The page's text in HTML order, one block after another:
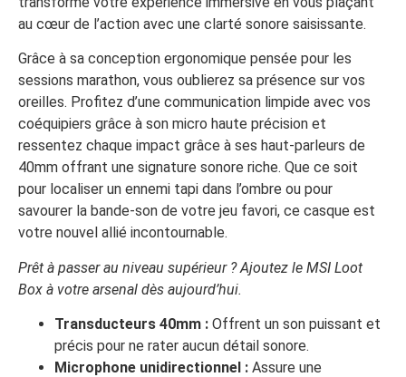
au cœur de l’action avec une clarté sonore saisissante.
Grâce à sa conception ergonomique pensée pour les
sessions marathon, vous oublierez sa présence sur vos
oreilles. Profitez d’une communication limpide avec vos
coéquipiers grâce à son micro haute précision et
ressentez chaque impact grâce à ses haut-parleurs de
40mm offrant une signature sonore riche. Que ce soit
pour localiser un ennemi tapi dans l’ombre ou pour
savourer la bande-son de votre jeu favori, ce casque est
votre nouvel allié incontournable.
Prêt à passer au niveau supérieur ? Ajoutez le MSI Loot
Box à votre arsenal dès aujourd’hui.
Transducteurs 40mm : Offrent un son puissant et
précis pour ne rater aucun détail sonore.
Microphone unidirectionnel : Assure une